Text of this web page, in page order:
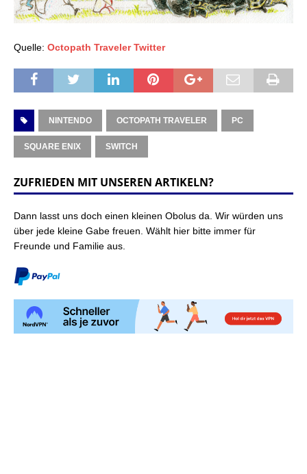
Quelle: Octopath Traveler Twitter
NINTENDO OCTOPATH TRAVELER PC
SQUARE ENIX SWITCH
ZUFRIEDEN MIT UNSEREN ARTIKELN?
Dann lasst uns doch einen kleinen Obolus da. Wir würden uns
über jede kleine Gabe freuen. Wählt hier bitte immer für
Freunde und Familie aus.